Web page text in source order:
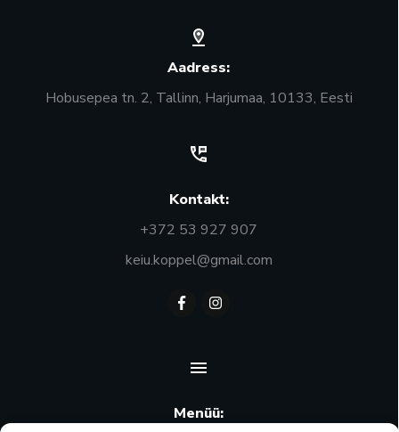
Aadress:
Hobusepea tn. 2, Tallinn, Harjumaa, 10133, Eesti
Kontakt:
+372 53 927 907
keiu.koppel@gmail.com
Menüü: